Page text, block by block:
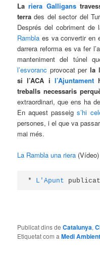
Lariera Galligans
terra des del sector del
Després del cobriment de
Rambla es va convertir en
darrera reforma es va fer
manteniment del túnel
l’esvoranc provocat perla
si l’ACA i l’Ajuntament
treballs necessaris
extraordinari, que ens ha
En aquest passeigs’hi
persones, i el que va
mai més.
La Rambla una riera (Vídeo)
* L'Apunt
Publicat dins de Catalunya,
Etiquetat com a Medi Ambient